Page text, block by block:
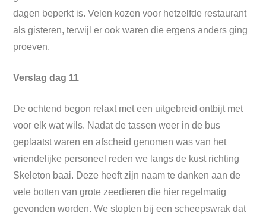
dagen beperkt is. Velen kozen voor hetzelfde restaurant
als gisteren, terwijl er ook waren die ergens anders ging
proeven.
Verslag dag 11
De ochtend begon relaxt met een uitgebreid ontbijt met
voor elk wat wils. Nadat de tassen weer in de bus
geplaatst waren en afscheid genomen was van het
vriendelijke personeel reden we langs de kust richting
Skeleton baai. Deze heeft zijn naam te danken aan de
vele botten van grote zeedieren die hier regelmatig
gevonden worden. We stopten bij een scheepswrak dat